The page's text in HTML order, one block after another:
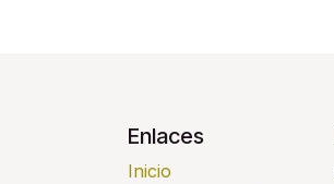
Enlaces
Inicio